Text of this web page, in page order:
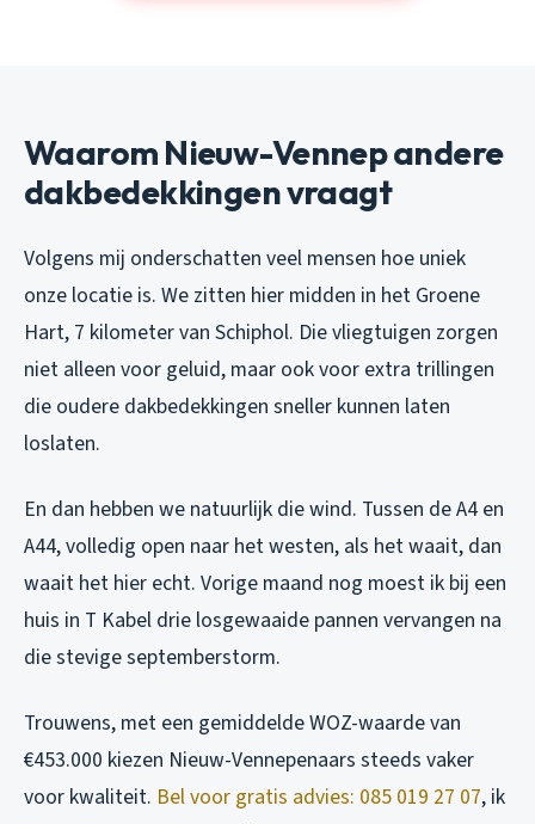
Waarom Nieuw-Vennep andere
dakbedekkingen vraagt
Volgens mij onderschatten veel mensen hoe uniek
onze locatie is. We zitten hier midden in het Groene
Hart, 7 kilometer van Schiphol. Die vliegtuigen zorgen
niet alleen voor geluid, maar ook voor extra trillingen
die oudere dakbedekkingen sneller kunnen laten
loslaten.
En dan hebben we natuurlijk die wind. Tussen de A4 en
A44, volledig open naar het westen, als het waait, dan
waait het hier echt. Vorige maand nog moest ik bij een
huis in T Kabel drie losgewaaide pannen vervangen na
die stevige septemberstorm.
Trouwens, met een gemiddelde WOZ-waarde van
€453.000 kiezen Nieuw-Vennepenaars steeds vaker
voor kwaliteit. Bel voor gratis advies: 085 019 27 07, ik